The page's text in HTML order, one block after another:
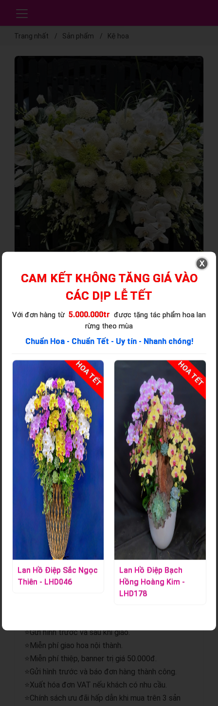
Trang nhất Sản phẩm Kệ hoa
Kệ Hoa Tuoi - KHT416
Mã sản phẩm: S000856
Mỗi nghệ nhân cắm hoa sẽ tạo ra các mẫu hoa khác nhau,
không hoàn toàn giống nhau 100% và có độ tùy biến đôi
chút, hoalantacpham.com cam kết đảm bảo tầm 90%-95%
như mẫu cho quý khách hàng (100% sản phẩm hoa lan từ
người dân làng hoa Lâm Đồng).
⭐Gửi hình trước và sau khi giao.
⭐Miễn phí giao hoa nội thành.
⭐Miễn phí thiệp, banner trị giá 50.000đ.
⭐Gửi hình trước và báo đơn hàng thành công.
⭐Xuất hóa đơn VAT nếu khách có nhu cầu.
⭐Chính sách ưu đãi hấp dẫn khi mua trên 3 sản
CAM KẾT KHÔNG TĂNG GIÁ VÀO
CÁC DỊP LỄ TẾT
Với đơn hàng từ 5.000.000tr được tặng tác phẩm hoa lan
rừng theo mùa
Chuẩn Hoa - Chuẩn Tết - Uy tín - Nhanh chóng!
Lan Hồ Điệp Sắc Ngọc
Thiên - LHD046
HOA TẾT
Lan Hồ Điệp Bạch
Hồng Hoàng Kim -
LHD178
HOA TẾT